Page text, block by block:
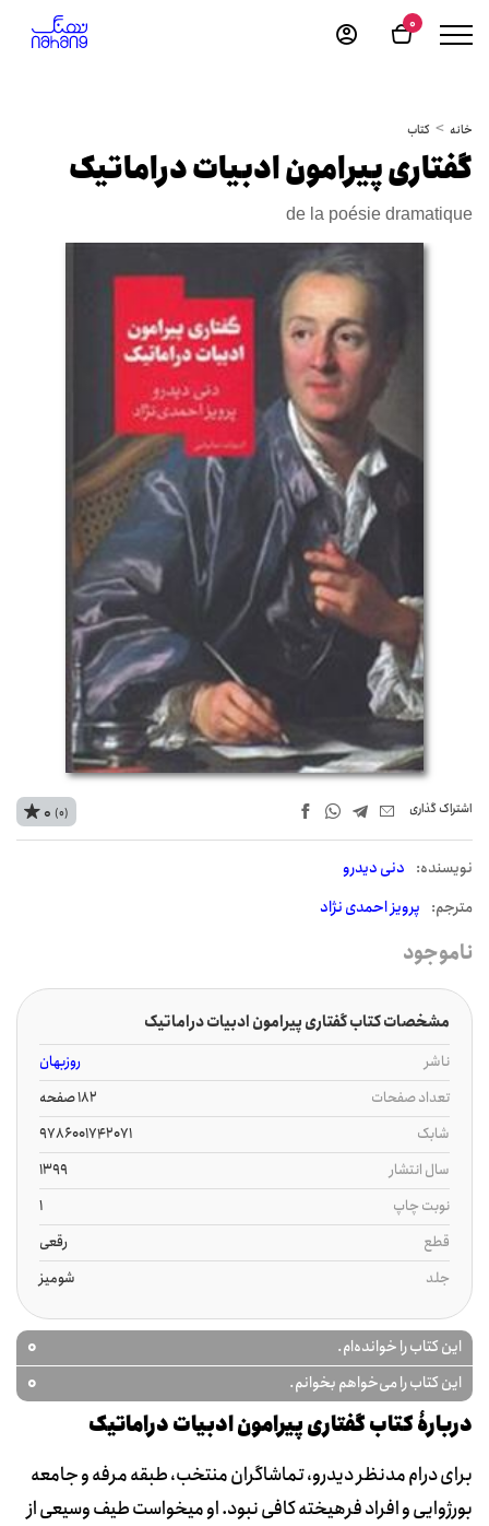
0
خانه کتاب
گفتاری پیرامون ادبیات دراماتیک
de la poésie dramatique
اشتراک‌ گذاری
نويسنده: دنی دیدرو
مترجم: پرویز احمدی نژاد
0 (0)
ناموجود
مشخصات کتاب گفتاری پیرامون ادبیات دراماتیک
ناشر
روزبهان
تعداد صفحات
182 صفحه
شابک
9786001742071
سال انتشار
1399
نوبت چاپ
1
قطع
رقعی
جلد
شومیز
این کتاب را خوانده‌ام. 0
این کتاب را می‌خواهم بخوانم. 0
دربارۀ کتاب گفتاری پیرامون ادبیات دراماتیک
برای درام مدنظر دیدرو، تماشاگران منتخب، طبقه مرفه و جامعه
بورژوایی و افراد فرهیخته کافی نبود. او میخواست طیف وسیعی از